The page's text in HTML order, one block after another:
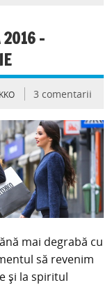
2016 –
3 comentarii
mai degrabă cu
să revenim
şi la spiritul